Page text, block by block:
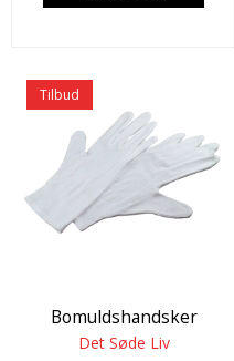
Tilbud
Bomuldshandsker
Det Søde Liv